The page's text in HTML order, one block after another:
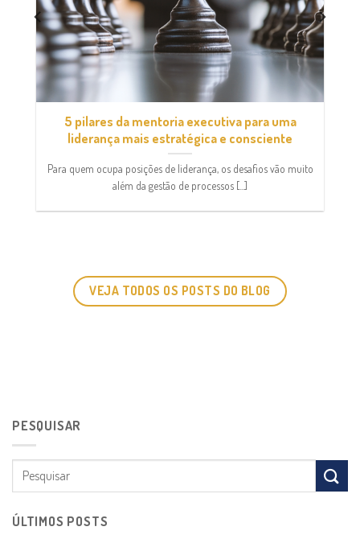
5 pilares da mentoria executiva para uma
liderança mais estratégica e consciente
Para quem ocupa posições de liderança, os desafios vão muito
além da gestão de processos [...]
VEJA TODOS OS POSTS DO BLOG
PESQUISAR
ÚLTIMOS POSTS